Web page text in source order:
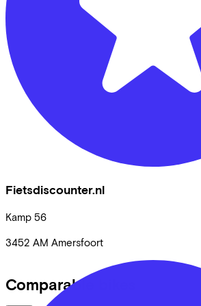
Fietsdiscounter.nl
Kamp 56
3452 AM Amersfoort
Comparable bikes